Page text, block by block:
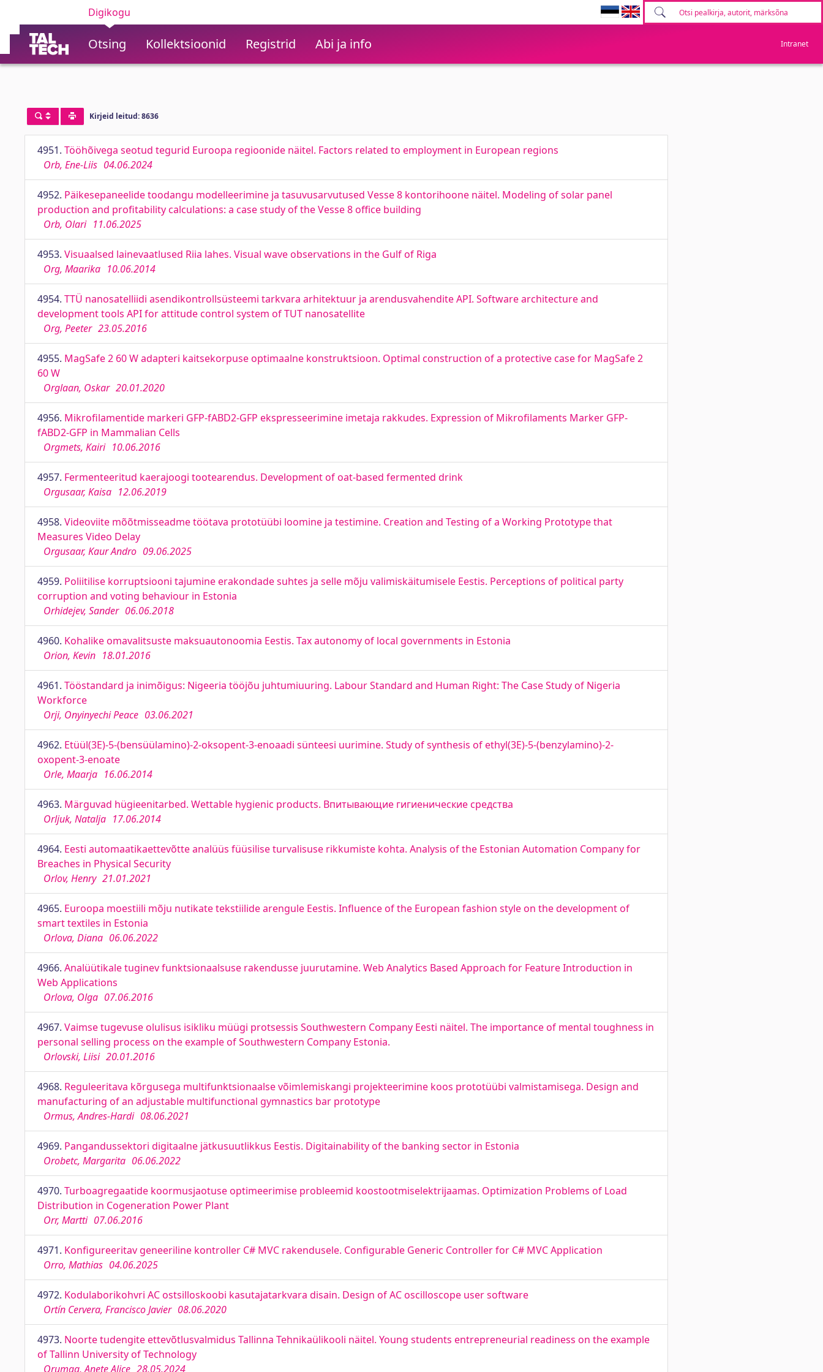
Digikogu
Otsing Kollektsioonid Registrid Abi ja info Intranet
Kirjeid leitud: 8636
4951. Tööhõivega seotud tegurid Euroopa regioonide näitel. Factors related to employment in European regions
Orb, Ene-Liis 04.06.2024
4952. Päikesepaneelide toodangu modelleerimine ja tasuvusarvutused Vesse 8 kontorihoone näitel. Modeling of solar panel
production and profitability calculations: a case study of the Vesse 8 office building
Orb, Olari 11.06.2025
4953. Visuaalsed lainevaatlused Riia lahes. Visual wave observations in the Gulf of Riga
Org, Maarika 10.06.2014
4954. TTÜ nanosatelliidi asendikontrollsüsteemi tarkvara arhitektuur ja arendusvahendite API. Software architecture and
development tools API for attitude control system of TUT nanosatellite
Org, Peeter 23.05.2016
4955. MagSafe 2 60 W adapteri kaitsekorpuse optimaalne konstruktsioon. Optimal construction of a protective case for MagSafe 2
60 W
Orglaan, Oskar 20.01.2020
4956. Mikrofilamentide markeri GFP-fABD2-GFP ekspresseerimine imetaja rakkudes. Expression of Mikrofilaments Marker GFP-
fABD2-GFP in Mammalian Cells
Orgmets, Kairi 10.06.2016
4957. Fermenteeritud kaerajoogi tootearendus. Development of oat-based fermented drink
Orgusaar, Kaisa 12.06.2019
4958. Videoviite mõõtmisseadme töötava prototüübi loomine ja testimine. Creation and Testing of a Working Prototype that
Measures Video Delay
Orgusaar, Kaur Andro 09.06.2025
4959. Poliitilise korruptsiooni tajumine erakondade suhtes ja selle mõju valimiskäitumisele Eestis. Perceptions of political party
corruption and voting behaviour in Estonia
Orhidejev, Sander 06.06.2018
4960. Kohalike omavalitsuste maksuautonoomia Eestis. Tax autonomy of local governments in Estonia
Orion, Kevin 18.01.2016
4961. Tööstandard ja inimõigus: Nigeeria tööjõu juhtumiuuring. Labour Standard and Human Right: The Case Study of Nigeria
Workforce
Orji, Onyinyechi Peace 03.06.2021
4962. Etüül(3E)-5-(bensüülamino)-2-oksopent-3-enoaadi sünteesi uurimine. Study of synthesis of ethyl(3E)-5-(benzylamino)-2-
oxopent-3-enoate
Orle, Maarja 16.06.2014
4963. Märguvad hügieenitarbed. Wettable hygienic products. Впитывающие гигиенические средства
Orljuk, Natalja 17.06.2014
4964. Eesti automaatikaettevõtte analüüs füüsilise turvalisuse rikkumiste kohta. Analysis of the Estonian Automation Company for
Breaches in Physical Security
Orlov, Henry 21.01.2021
4965. Euroopa moestiili mõju nutikate tekstiilide arengule Eestis. Influence of the European fashion style on the development of
smart textiles in Estonia
Orlova, Diana 06.06.2022
4966. Analüütikale tuginev funktsionaalsuse rakendusse juurutamine. Web Analytics Based Approach for Feature Introduction in
Web Applications
Orlova, Olga 07.06.2016
4967. Vaimse tugevuse olulisus isikliku müügi protsessis Southwestern Company Eesti näitel. The importance of mental toughness in
personal selling process on the example of Southwestern Company Estonia.
Orlovski, Liisi 20.01.2016
4968. Reguleeritava kõrgusega multifunktsionaalse võimlemiskangi projekteerimine koos prototüübi valmistamisega. Design and
manufacturing of an adjustable multifunctional gymnastics bar prototype
Ormus, Andres-Hardi 08.06.2021
4969. Pangandussektori digitaalne jätkusuutlikkus Eestis. Digitainability of the banking sector in Estonia
Orobetc, Margarita 06.06.2022
4970. Turboagregaatide koormusjaotuse optimeerimise probleemid koostootmiselektrijaamas. Optimization Problems of Load
Distribution in Cogeneration Power Plant
Orr, Martti 07.06.2016
4971. Konfigureeritav geneeriline kontroller C# MVC rakendusele. Configurable Generic Controller for C# MVC Application
Orro, Mathias 04.06.2025
4972. Kodulaborikohvri AC ostsilloskoobi kasutajatarkvara disain. Design of AC oscilloscope user software
Ortín Cervera, Francisco Javier 08.06.2020
4973. Noorte tudengite ettevõtlusvalmidus Tallinna Tehnikaülikooli näitel. Young students entrepreneurial readiness on the example
of Tallinn University of Technology
Orumaa, Anete Alice 28.05.2024